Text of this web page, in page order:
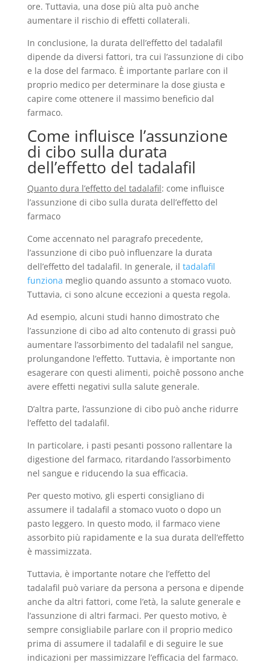
ore. Tuttavia, una dose più alta può anche
aumentare il rischio di effetti collaterali.
In conclusione, la durata dell’effetto del tadalafil
dipende da diversi fattori, tra cui l’assunzione di cibo
e la dose del farmaco. È importante parlare con il
proprio medico per determinare la dose giusta e
capire come ottenere il massimo beneficio dal
farmaco.
Come influisce l’assunzione
di cibo sulla durata
dell’effetto del tadalafil
Quanto dura l’effetto del tadalafil: come influisce
l’assunzione di cibo sulla durata dell’effetto del
farmaco
Come accennato nel paragrafo precedente,
l’assunzione di cibo può influenzare la durata
dell’effetto del tadalafil. In generale, il tadalafil
funziona meglio quando assunto a stomaco vuoto.
Tuttavia, ci sono alcune eccezioni a questa regola.
Ad esempio, alcuni studi hanno dimostrato che
l’assunzione di cibo ad alto contenuto di grassi può
aumentare l’assorbimento del tadalafil nel sangue,
prolungandone l’effetto. Tuttavia, è importante non
esagerare con questi alimenti, poichê possono anche
avere effetti negativi sulla salute generale.
D’altra parte, l’assunzione di cibo può anche ridurre
l’effetto del tadalafil.
In particolare, i pasti pesanti possono rallentare la
digestione del farmaco, ritardando l’assorbimento
nel sangue e riducendo la sua efficacia.
Per questo motivo, gli esperti consigliano di
assumere il tadalafil a stomaco vuoto o dopo un
pasto leggero. In questo modo, il farmaco viene
assorbito più rapidamente e la sua durata dell’effetto
è massimizzata.
Tuttavia, è importante notare che l’effetto del
tadalafil può variare da persona a persona e dipende
anche da altri fattori, come l’età, la salute generale e
l’assunzione di altri farmaci. Per questo motivo, è
sempre consigliabile parlare con il proprio medico
prima di assumere il tadalafil e di seguire le sue
indicazioni per massimizzare l’efficacia del farmaco.